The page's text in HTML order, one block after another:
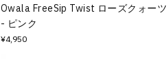
Owala FreeSip Twist ローズクォーツ
- ピンク
¥4,950